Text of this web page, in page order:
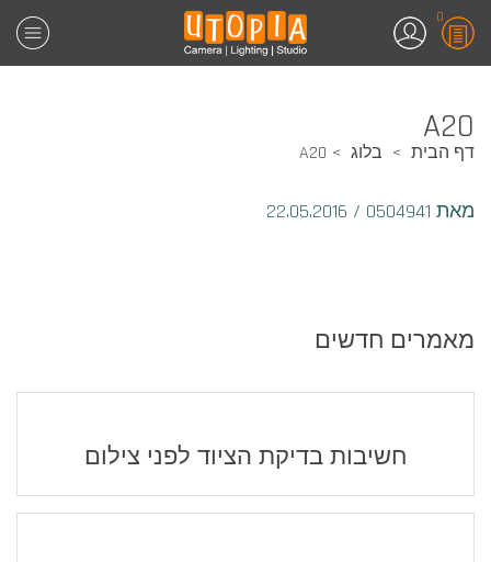
0
A20
דף הבית בלוג A20
מאת 0504941 /
מאמרים חדשים
חשיבות בדיקת הציוד לפני צילום